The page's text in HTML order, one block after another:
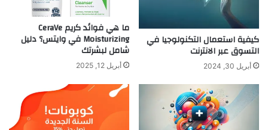
كيفية استعمال التكنولوجيا في
التسوق عبر الانترنت
أبريل 30, 2024
ما هي فوائد كريم CeraVe
Moisturizing في وايتس؟ دليل
شامل لبشرتك
أبريل 12, 2025